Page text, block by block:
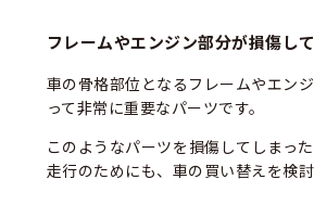
フレームやエンジン部分が損傷し
車の骨格部位となるフレームやエン
って非常に重要なパーツです。
このようなパーツを損傷してしまっ
走行のためにも、車の買い替えを検討